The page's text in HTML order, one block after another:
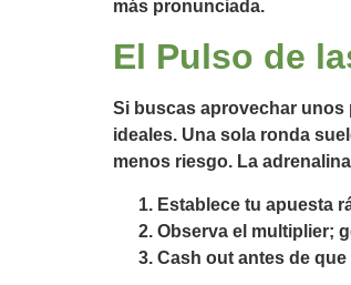
más pronunciada.
El Pulso de
Si buscas aprovechar unos
ideales. Una sola ronda
menos riesgo. La
Establece tu apuesta
Observa el multiplier;
Cash out antes de